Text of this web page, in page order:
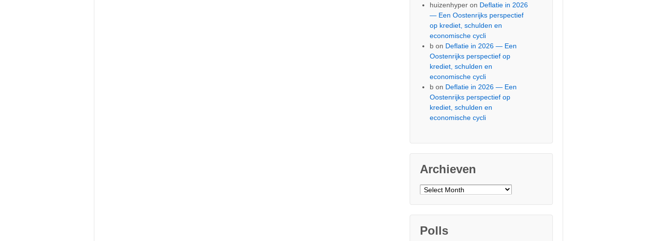
huizenhyper on Deflatie in 2026
— Een Oostenrijks perspectief
op krediet, schulden en
economische cycli
b on Deflatie in 2026 — Een
Oostenrijks perspectief op
krediet, schulden en
economische cycli
b on Deflatie in 2026 — Een
Oostenrijks perspectief op
krediet, schulden en
economische cycli
Archieven
Archieven
Polls